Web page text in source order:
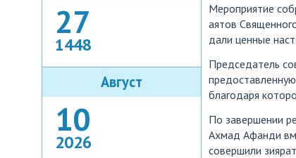
Мероприятие
аятов
дали ценные
Председатель
благодаря
По завершении
Ахмад Афанди
совершили
27
1448
Август
10
2026